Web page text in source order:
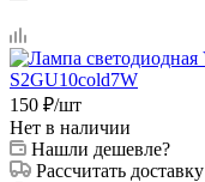
150 ₽/шт
Нет в наличии
Нашли дешевле?
Рассчитать доставку